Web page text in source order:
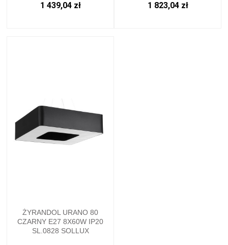
1 439,04 zł 1 823,04 zł
ŻYRANDOL URANO 80
CZARNY E27 8X60W IP20
SL.0828 SOLLUX